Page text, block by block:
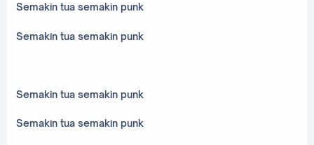
Semakin tua semakin punk
Semakin tua semakin punk
Semakin tua semakin punk
Semakin tua semakin punk